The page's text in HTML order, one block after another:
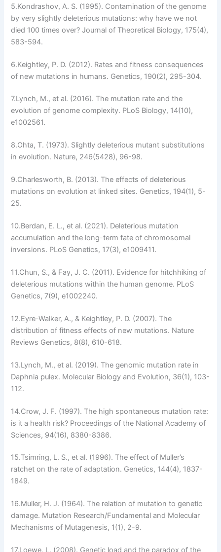
5.Kondrashov, A. S. (1995). Contamination of the genome
by very slightly deleterious mutations: why have we not
died 100 times over? Journal of Theoretical Biology, 175(4),
583-594.
6.Keightley, P. D. (2012). Rates and fitness consequences
of new mutations in humans. Genetics, 190(2), 295-304.
7.Lynch, M., et al. (2016). The mutation rate and the
evolution of genome complexity. PLoS Biology, 14(10),
e1002561.
8.Ohta, T. (1973). Slightly deleterious mutant substitutions
in evolution. Nature, 246(5428), 96-98.
9.Charlesworth, B. (2013). The effects of deleterious
mutations on evolution at linked sites. Genetics, 194(1), 5-
25.
10.Berdan, E. L., et al. (2021). Deleterious mutation
accumulation and the long-term fate of chromosomal
inversions. PLoS Genetics, 17(3), e1009411.
11.Chun, S., & Fay, J. C. (2011). Evidence for hitchhiking of
deleterious mutations within the human genome. PLoS
Genetics, 7(9), e1002240.
12.Eyre-Walker, A., & Keightley, P. D. (2007). The
distribution of fitness effects of new mutations. Nature
Reviews Genetics, 8(8), 610-618.
13.Lynch, M., et al. (2019). The genomic mutation rate in
Daphnia pulex. Molecular Biology and Evolution, 36(1), 103-
112.
14.Crow, J. F. (1997). The high spontaneous mutation rate:
is it a health risk? Proceedings of the National Academy of
Sciences, 94(16), 8380-8386.
15.Tsimring, L. S., et al. (1996). The effect of Muller’s
ratchet on the rate of adaptation. Genetics, 144(4), 1837-
1849.
16.Muller, H. J. (1964). The relation of mutation to genetic
damage. Mutation Research/Fundamental and Molecular
Mechanisms of Mutagenesis, 1(1), 2-9.
17.Loewe, L. (2008). Genetic load and the paradox of the